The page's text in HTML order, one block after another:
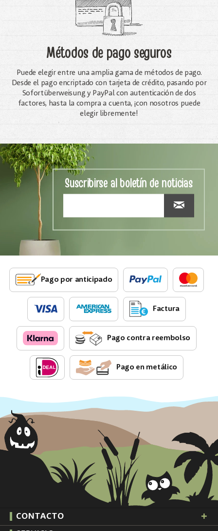
Métodos de pago seguros
Puede elegir entre una amplia gama de métodos de pago.
Desde el pago encriptado con tarjeta de crédito, pasando por
Sofortüberweisung y PayPal con autenticación de dos
factores, hasta la compra a cuenta, ¡con nosotros puede
elegir libremente!
Suscribirse al boletín de noticias
Pago por anticipado
Factura
Pago contra reembolso
Pago en metálico
CONTACTO